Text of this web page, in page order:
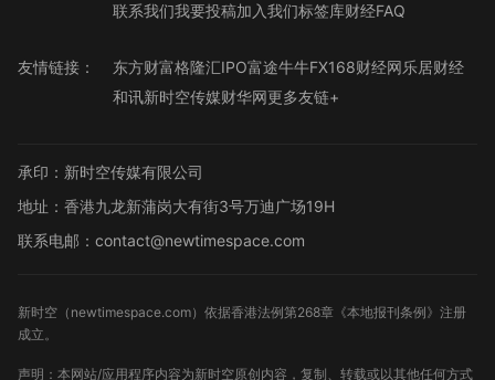
联系我们我要投稿加入我们标签库财经FAQ
友情链接： 东方财富格隆汇IPO富途牛牛FX168财经网乐居财经
和讯新时空传媒财华网更多友链+
承印：新时空传媒有限公司
地址：香港九龙新蒲岗大有街3号万迪广场19H
联系电邮：contact@newtimespace.com
新时空（ newtimespace.com）依据香港法例第268章《本地报刊条例》注册
成立。
声明：本网站/应用程序内容为新时空原创内容，复制、转载或以其他任何方式